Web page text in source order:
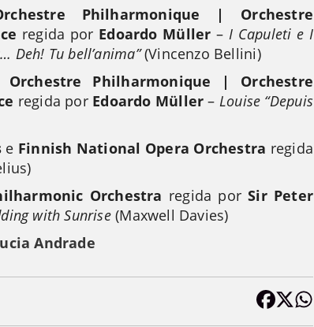
Philharmonique | Orchestre
regida por Edoardo Müller – I Capuleti e I
Deh! Tu bell’anima”(Vincenzo Bellini)
Orchestre Philharmonique | Orchestre
regida por Edoardo Müller – Louise “Depuis
e Finnish National Opera Orchestra regida
Orchestra regida porSir Peter
with Sunrise(Maxwell Davies)
Andrade